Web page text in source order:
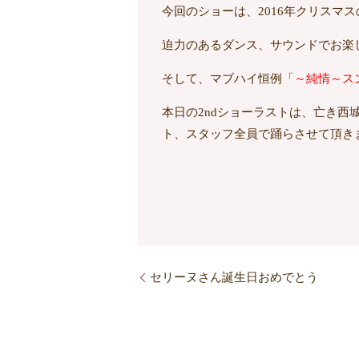
今回のショーは、2016年クリスマ
迫力のあるダンス、サウンドでお楽
そして、マブハイ恒例「 ～純情～ス
本日の2ndショーラストは、亡き西
ト、スタッフ全員で踊らさせて頂き
セリーヌさん誕生日おめでとう